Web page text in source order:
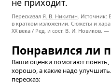
Пересказал Я. В. Никитин .
в кратком изложении. Сюжеты и
XX века / Ред. и сост. В. И. Новиков.
Понравился ли
Ваши оценки помогают понять,
хорошо, а какие надо
пересказ: